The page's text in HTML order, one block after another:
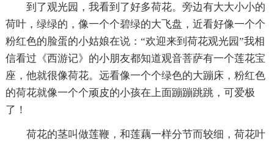
到了观光园，我看到了好多荷花。旁边有大大小小的
荷叶，绿绿的，像一个个碧绿的大飞盘，近看好像一个个
粉红色的脸蛋的小姑娘在说：“欢迎来到荷花观光园”我相
信看过《西游记》的小朋友都知道观音菩萨有一个莲花宝
座，他就很像荷花。远看像一个个绿色的大蹦床，粉红色
的荷花就像一个个顽皮的小孩在上面蹦蹦跳跳，可爱极
了！
荷花的茎叫做莲鞭，和莲藕一样分节而较细，荷花叶